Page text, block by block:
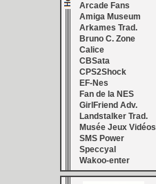
Arcade Fans
Amiga Museum
Arkames Trad.
Bruno C. Zone
Calice
CBSata
CPS2Shock
EF-Nes
Fan de la NES
GirlFriend Adv.
Landstalker Trad.
Musée Jeux Vidéos
SMS Power
Speccyal
Wakoo-enter